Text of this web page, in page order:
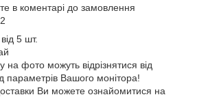
в коментарі до замовлення
5 шт.
на фото можуть відрізнятися від
параметрів Вашого монітора!
Ви можете ознайомитися на